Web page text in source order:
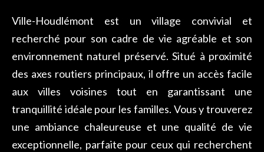
Ville-Houdlémont est un village convivial et
recherché pour son cadre de vie agréable et son
environnement naturel préservé. Situé à proximité
des axes routiers principaux, il offre un accès facile
aux villes voisines tout en garantissant une
tranquillité idéale pour les familles. Vous y trouverez
une ambiance chaleureuse et une qualité de vie
exceptionnelle, parfaite pour ceux qui recherchent